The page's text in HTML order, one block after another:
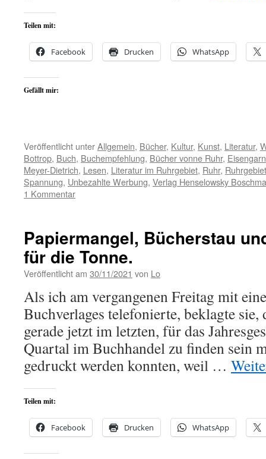
Teilen mit:
Facebook Drucken WhatsApp
Gefällt mir:
Veröffentlicht unterAllgemein, Bücher, Kultur, Kunst, Literatur,
Bottrop, Buch, Buchempfehlung, Bücher vonne Ruhr, Eisengarn
Meyer-Dietrich, Lesen, Literatur im Ruhrgebiet, Ruhr,
Spannung, Unbezahlte Werbung, Verlag Henselowsky
1 Kommentar
Papiermangel, Bücherstau
für die Tonne.
Veröffentlicht am 30/11/2021 von Lo
Als ich am vergangenen Freitag mit
Buchverlages telefonierte, beklagte sie,
gerade jetzt im letzten, für das
Quartal im Buchhandel zu finden sein
gedruckt werden konnten, weil …
Teilen mit:
Facebook Drucken WhatsApp